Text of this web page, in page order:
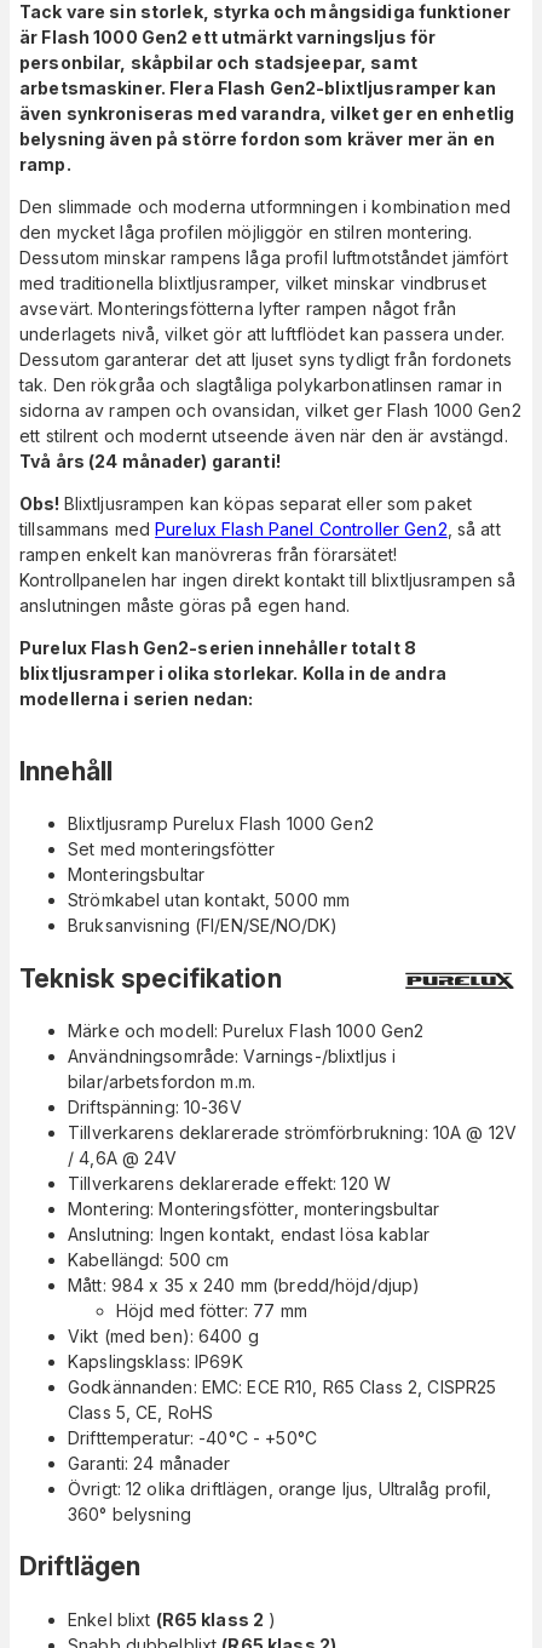
Tack vare sin storlek, styrka och mångsidiga funktioner
är Flash 1000 Gen2 ett utmärkt varningsljus för
personbilar, skåpbilar och stadsjeepar, samt
arbetsmaskiner. Flera Flash Gen2-blixtljusramper kan
även synkroniseras med varandra, vilket ger en enhetlig
belysning även på större fordon som kräver mer än en
ramp.
Den slimmade och moderna utformningen i kombination med
den mycket låga profilen möjliggör en stilren montering.
Dessutom minskar rampens låga profil luftmotståndet jämfört
med traditionella blixtljusramper, vilket minskar vindbruset
avsevärt. Monteringsfötterna lyfter rampen något från
underlagets nivå, vilket gör att luftflödet kan passera under.
Dessutom garanterar det att ljuset syns tydligt från fordonets
tak. Den rökgråa och slagtåliga polykarbonatlinsen ramar in
sidorna av rampen och ovansidan, vilket ger Flash 1000 Gen2
ett stilrent och modernt utseende även när den är avstängd.
Två års (24 månader) garanti!
Obs! Blixtljusrampen kan köpas separat eller som paket
tillsammans medPurelux Flash Panel Controller Gen2 , så att
rampen enkelt kan manövreras från förarsätet!
Kontrollpanelen har ingen direkt kontakt till blixtljusrampen så
anslutningen måste göras på egen hand.
Purelux Flash Gen2-serien innehåller totalt 8
blixtljusramper i olika storlekar. Kolla in de andra
modellerna i serien nedan:
Innehåll
Blixtljusramp Purelux Flash 1000 Gen2
Set med monteringsfötter
Monteringsbultar
Strömkabel utan kontakt, 5000 mm
Bruksanvisning (FI/EN/SE/NO/DK)
Teknisk specifikation
Märke och modell: Purelux Flash 1000 Gen2
Användningsområde: Varnings-/blixtljus i
bilar/arbetsfordon m.m.
Driftspänning: 10-36V
Tillverkarens deklarerade strömförbrukning: 10A @ 12V
/ 4,6A @ 24V
Tillverkarens deklarerade effekt: 120 W
Montering: Monteringsfötter, monteringsbultar
Anslutning: Ingen kontakt, endast lösa kablar
Kabellängd: 500 cm
Mått: 984 x 35 x 240 mm (bredd/höjd/djup)
Höjd med fötter: 77 mm
Vikt (med ben): 6400 g
Kapslingsklass: IP69K
Godkännanden: EMC: ECE R10, R65 Class 2, CISPR25
Class 5, CE, RoHS
Drifttemperatur: -40°C - +50°C
Garanti: 24 månader
Övrigt: 12 olika driftlägen, orange ljus, Ultralåg profil,
360° belysning
Driftlägen
Enkel blixt (R65 klass 2 )